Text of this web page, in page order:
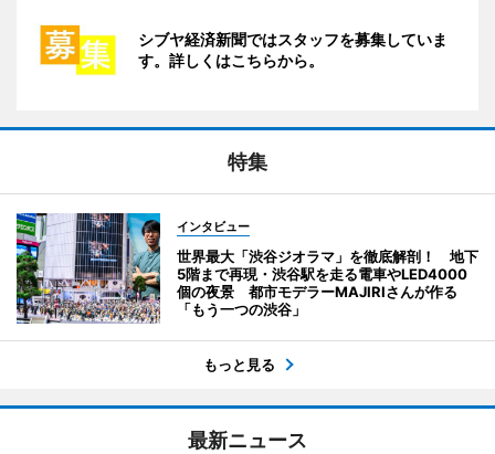
シブヤ経済新聞ではスタッフを募集していま
す。詳しくはこちらから。
特集
インタビュー
世界最大「渋谷ジオラマ」を徹底解剖！ 地下
5階まで再現・渋谷駅を走る電車やLED4000
個の夜景 都市モデラーMAJIRIさんが作る
「もう一つの渋谷」
もっと見る
最新ニュース